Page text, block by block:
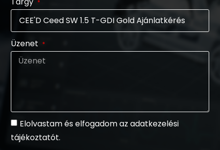
Üzenet
Elolvastam és elfogadom az adatkezelési
tájékoztatót.